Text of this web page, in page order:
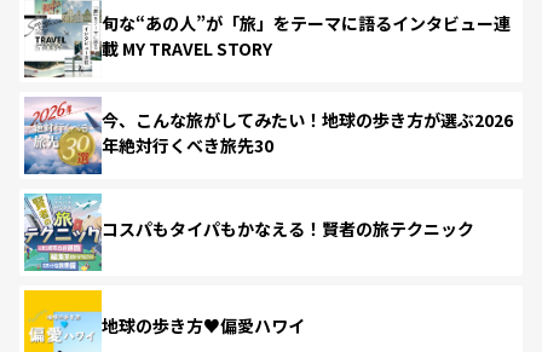
旬な“あの人”が「旅」をテーマに語るインタビュー連
載 MY TRAVEL STORY
今、こんな旅がしてみたい！地球の歩き方が選ぶ2026
年絶対行くべき旅先30
コスパもタイパもかなえる！賢者の旅テクニック
地球の歩き方♥偏愛ハワイ